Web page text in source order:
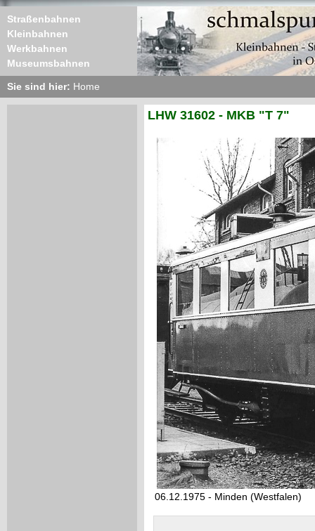
Straßenbahnen
Kleinbahnen
Werkbahnen
Museumsbahnen
Sie sind hier: Home
LHW 31602 - MKB "T 7"
06.12.1975 - Minden (Westfalen)